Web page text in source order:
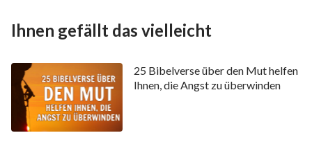
Ihnen gefällt das vielleicht
25 Bibelverse über den Mut helfen
Ihnen, die Angst zu überwinden